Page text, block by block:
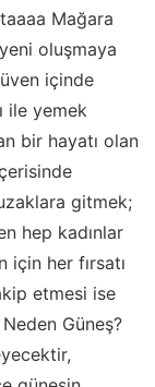
Mağara
oluşmaya
içinde
ile yemek
bir hayatı olan
gitmek;
hep kadınlar
her fırsatı
etmesi ise
Güneş?